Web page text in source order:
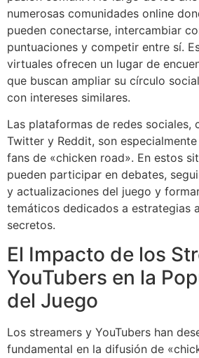
numerosas comunidades online
pueden conectarse, intercambiar
puntuaciones y competir entre sí.
virtuales ofrecen un lugar de
que buscan ampliar su círculo
con intereses similares.
Las plataformas de redes sociales,
Twitter y Reddit, son
fans de «chicken road». En estos
pueden participar en debates,
y actualizaciones del juego y
temáticos dedicados a estrategias
secretos.
El Impacto de los
YouTubers en la
del Juego
Los streamers y YouTubers han
fundamental en la difusión de